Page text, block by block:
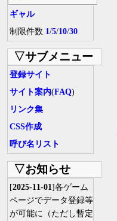
ギャル
制限件数 1/5/10/30
▽サブメニュー
登録サイト
サイト案内(FAQ)
リンク集
CSS作成
呼び名リスト
▽お知らせ
[2025-11-01]各ゲーム
ページでデータ登録等
が可能に（ただし暫定